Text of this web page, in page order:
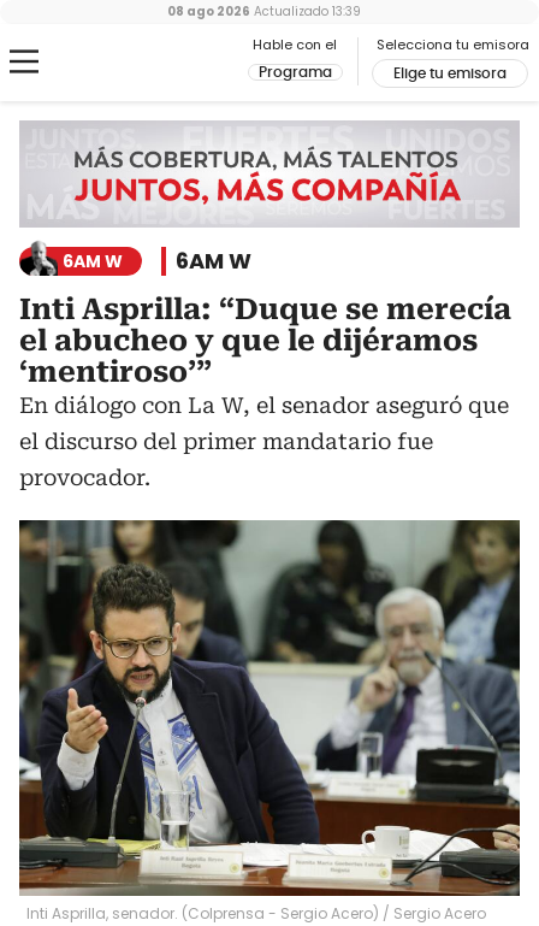
Hable con el
Programa
Selecciona tu emisora
Elige tu emisora
08 ago 2026 Actualizado 13:39
6AM W 6AM W
Inti Asprilla: “Duque se merecía
el abucheo y que le dijéramos
‘mentiroso’”
En diálogo con La W, el senador aseguró que
el discurso del primer mandatario fue
provocador.
Inti Asprilla, senador. (Colprensa - Sergio Acero) / Sergio Acero